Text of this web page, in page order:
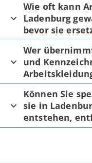
Wie oft kann
Ladenburg
bevor sie
Wer
und
Können Sie
sie in
entstehen,